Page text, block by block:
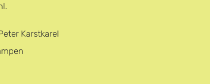
Karstkarel